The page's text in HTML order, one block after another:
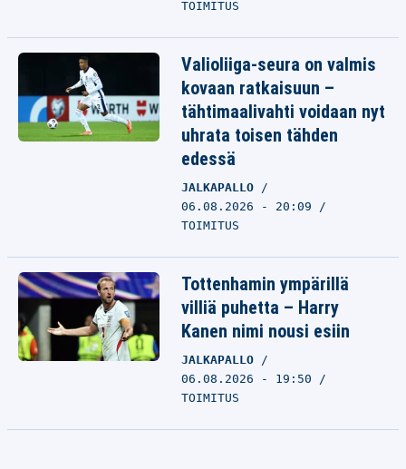
TOIMITUS
Valioliiga-seura on valmis
kovaan ratkaisuun –
tähtimaalivahti voidaan nyt
uhrata toisen tähden
edessä
JALKAPALLO
06.08.2026 - 20:09
TOIMITUS
Tottenhamin ympärillä
villiä puhetta – Harry
Kanen nimi nousi esiin
JALKAPALLO
06.08.2026 - 19:50
TOIMITUS